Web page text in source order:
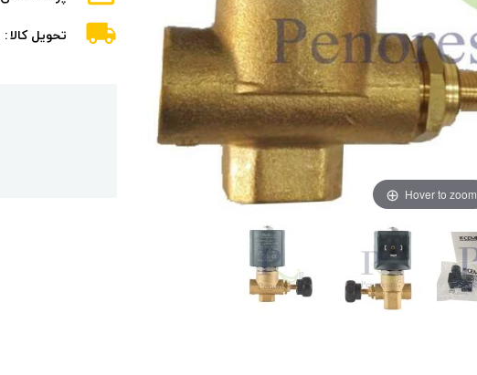
Hover to zoom
تحویل کالا